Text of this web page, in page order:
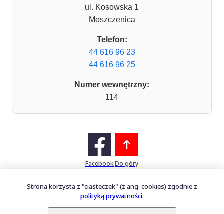
ul. Kosowska 1
Moszczenica
Telefon:
44 616 96 23
44 616 96 25
Numer wewnętrzny:
114
FacebookDo góry
Strona korzysta z "ciasteczek" (z ang. cookies) zgodnie z
polityką prywatności.